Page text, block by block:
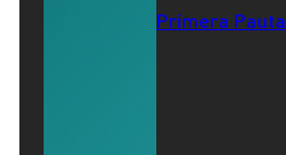
Primera Pauta